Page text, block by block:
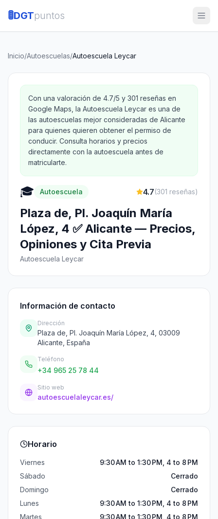
🚦DGTpuntos
Inicio/Autoescuelas/Autoescuela Leycar
Con una valoración de 4.7/5 y 301 reseñas en
Google Maps, la Autoescuela Leycar es una de
las autoescuelas mejor consideradas de Alicante
para quienes quieren obtener el permiso de
conducir. Consulta horarios y precios
directamente con la autoescuela antes de
matricularte.
🎓 Autoescuela 4.7(301 reseñas)
Plaza de, Pl. Joaquín María
López, 4 ✅ Alicante — Precios,
Opiniones y Cita Previa
Autoescuela Leycar
Información de contacto
Dirección
Plaza de, Pl. Joaquín María López, 4, 03009
Alicante, España
Teléfono
+34 965 25 78 44
Sitio web
autoescuelaleycar.es/
Horario
Viernes
9:30 AM to 1:30 PM, 4 to 8 PM
Sábado
Cerrado
Domingo
Cerrado
Lunes
9:30 AM to 1:30 PM, 4 to 8 PM
Martes
9:30 AM to 1:30 PM, 4 to 8 PM